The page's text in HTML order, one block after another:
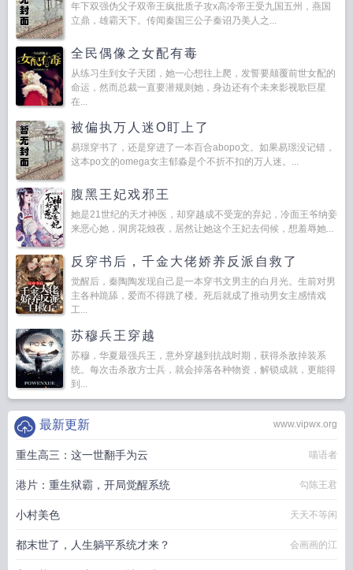
年下双强伪父子双帝王疯批质子攻x高冷帝王受九国五州，燕国
立鼎，雄霸天下。传闻秦国三公子秦诏乃美人之...
全民偶像之女配有毒
从练习生到女子天团，她一心想往上爬，发誓要颠覆前世女配的
命运，然而总裁一直要潜规则她，身边还有个未来影视歌巨星
在...
被偏执万人迷O盯上了
易璟穿书了，还是穿进了一本百合abopo文。如果易璟没记错，
这本po文的omega女主郁淼是个不折不扣的万人迷。...
腹黑王妃戏邪王
她是21世纪的天才神医，却穿越成不受宠的弃妃，冷面王爷纳妾
来恶心她，洞房花烛夜，居然让她这个王妃去伺候，想羞辱她...
反穿书后，千金大佬娇养反派自救了
觉醒后，秦陶陶发现自己是一本穿书文男主的白月光。生前对男
主各种跪舔，爱而不得跳了楼。死后就成了推动男女主感情戏
工...
苏穆兵王穿越
苏穆，华夏最强兵王，意外穿越到抗战时期，获得杀敌掉装系
统。每次击杀敌方士兵，就会掉落各种物资，解锁成就，更能得
到...
www.vipwx.org
最新更新
重生高三：这一世翻手为云 喵语者
港片：重生狱霸，开局觉醒系统 勾陈王君
小村美色 天天不等闲
都末世了，人生躺平系统才来？ 会画画的江